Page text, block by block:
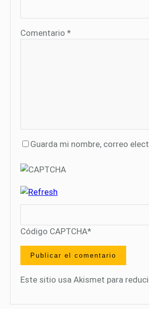
Comentario *
Guarda mi nombre, correo
Código CAPTCHA*
Este sitio usa Akismet para